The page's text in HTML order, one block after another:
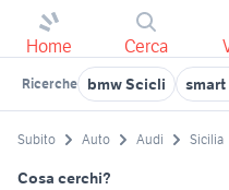
Home Cerca
Ricerche bmw Scicli
Subito Auto Audi Sicilia
Cosa cerchi?